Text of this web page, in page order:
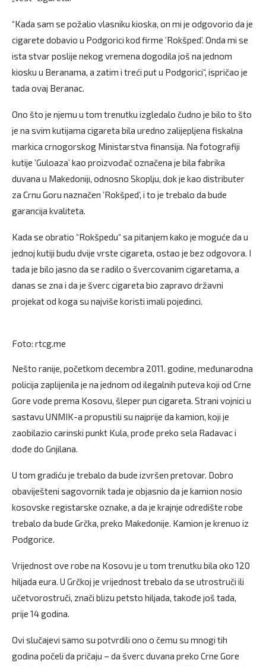
“Kada sam se požalio vlasniku kioska, on mi je odgovorio da je
cigarete dobavio u Podgorici kod firme ’Rokšped’. Onda mi se
ista stvar poslije nekog vremena dogodila još na jednom
kiosku u Beranama, a zatim i treći put u Podgorici“, ispričao je
tada ovaj Beranac.
Ono što je njemu u tom trenutku izgledalo čudno je bilo to što
je na svim kutijama cigareta bila uredno zalijepljena fiskalna
markica crnogorskog Ministarstva finansija. Na fotografiji
kutije ’Guloaza’ kao proizvođač označena je bila fabrika
duvana u Makedoniji, odnosno Skoplju, dok je kao distributer
za Crnu Goru naznačen ’Rokšped’, i to je trebalo da bude
garancija kvaliteta.
Kada se obratio “Rokšpedu“ sa pitanjem kako je moguće da u
jednoj kutiji budu dvije vrste cigareta, ostao je bez odgovora. I
tada je bilo jasno da se radilo o švercovanim cigaretama, a
danas se zna i da je šverc cigareta bio zapravo državni
projekat od koga su najviše koristi imali pojedinci.
Foto: rtcg.me
Nešto ranije, početkom decembra 2011. godine, međunarodna
policija zaplijenila je na jednom od ilegalnih puteva koji od Crne
Gore vode prema Kosovu, šleper pun cigareta. Strani vojnici u
sastavu UNMIK-a propustili su najprije da kamion, koji je
zaobilazio carinski punkt Kula, prođe preko sela Radavac i
dođe do Gnjilana.
U tom gradiću je trebalo da bude izvršen pretovar. Dobro
obaviješteni sagovornik tada je objasnio da je kamion nosio
kosovske registarske oznake, a da je krajnje odredište robe
trebalo da bude Grčka, preko Makedonije. Kamion je krenuo iz
Podgorice.
Vrijednost ove robe na Kosovu je u tom trenutku bila oko 120
hiljada eura. U Grčkoj je vrijednost trebalo da se utrostruči ili
učetvorostruči, znači blizu petsto hiljada, takođe još tada,
prije 14 godina.
Ovi slučajevi samo su potvrdili ono o čemu su mnogi tih
godina počeli da pričaju – da šverc duvana preko Crne Gore